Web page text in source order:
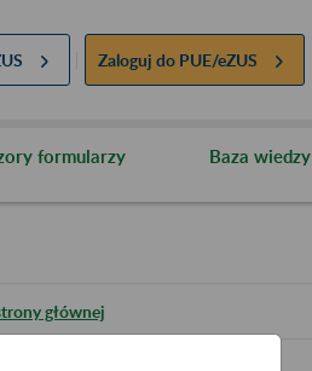
Zaloguj do PUE/eZUS
formularzy Baza wiedzy
głównej